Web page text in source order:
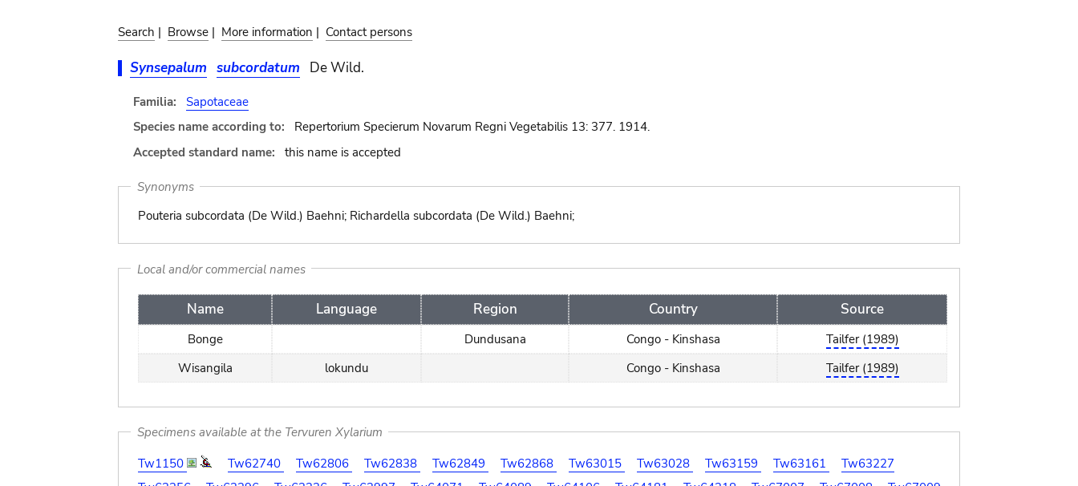
Search | Browse | More information | Contact persons
Synsepalum subcordatum De Wild.
Familia:
Sapotaceae
Species name according to:
Repertorium Specierum Novarum Regni Vegetabilis 13: 377. 1914.
Accepted standard name:
this name is accepted
Synonyms
Pouteria subcordata (De Wild.) Baehni; Richardella subcordata (De Wild.) Baehni;
Local and/or commercial names
Name Language Region Country Source
Bonge Dundusana Congo - Kinshasa
Tailfer (1989)
Wisangila
lokundu Congo - Kinshasa Tailfer (1989)
Specimens available at the Tervuren Xylarium
Tw1150
Tw62740 Tw62806 Tw62838 Tw62849 Tw62868 Tw63015 Tw63028 Tw63159 Tw63161
Tw63227